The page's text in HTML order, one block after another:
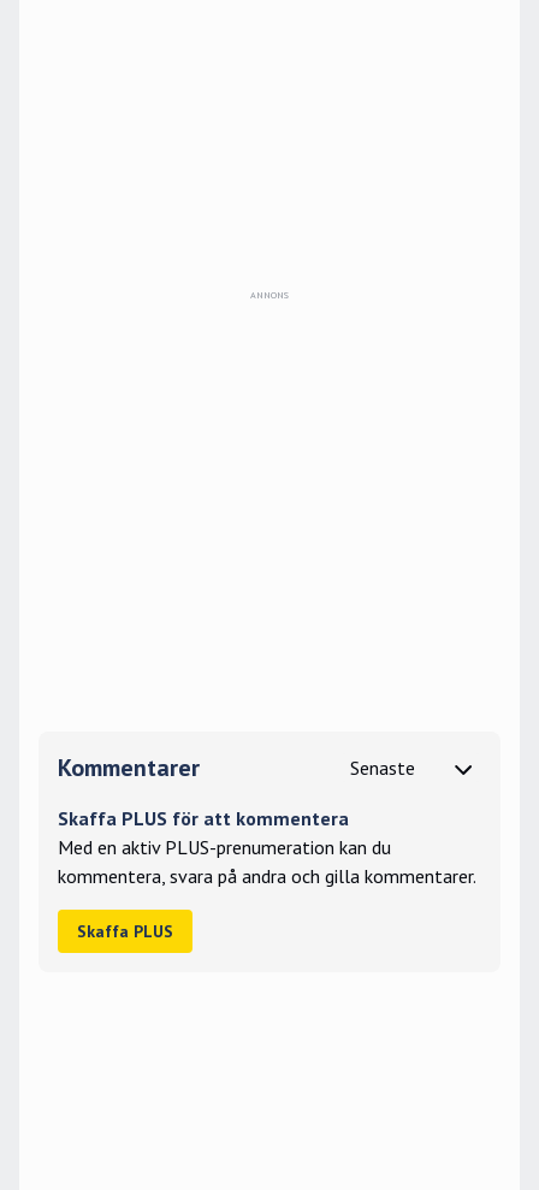
Kommentarer
Skaffa PLUS för att kommentera
Med en aktiv PLUS-prenumeration kan du
kommentera, svara på andra och gilla kommentarer.
Skaffa PLUS